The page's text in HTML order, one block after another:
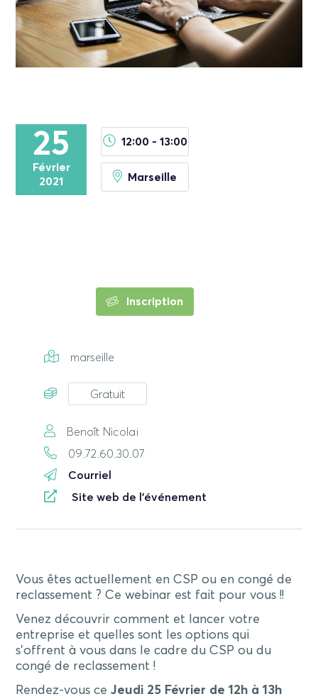
25
Février
2021
12:00 - 13:00
Marseille
Inscription
marseille
Gratuit
Benoît Nicolaï
09.72.60.30.07
Courriel
Site web de l'événement
Vous êtes actuellement en CSP ou en congé de
reclassement ? Ce webinar est fait pour vous !!
Venez découvrir comment et lancer votre
entreprise et quelles sont les options qui
s’offrent à vous dans le cadre du CSP ou du
congé de reclassement !
Rendez-vous ceJeudi 25 Février de 12h à 13h